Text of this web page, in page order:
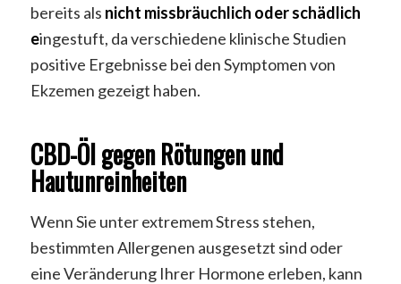
bereits als nicht missbräuchlich oder schädlich
eingestuft, da verschiedene klinische Studien
positive Ergebnisse bei den Symptomen von
Ekzemen gezeigt haben.
CBD-Öl gegen Rötungen und
Hautunreinheiten
Wenn Sie unter extremem Stress stehen,
bestimmten Allergenen ausgesetzt sind oder
eine Veränderung Ihrer Hormone erleben, kann